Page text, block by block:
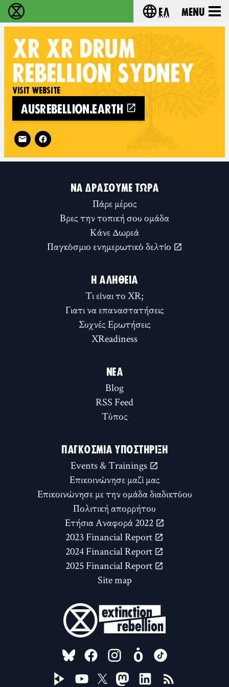
Extinction Rebellion - Home Choose your
Ελ Menu
XR XR DRUM
REBELLION SYDNEY
VISIT WEBSITE
AUSREBELLION.EARTH
Follow XR XR Drum Rebellion Sydney on
ΝΑ ΔΡΆΣΟΥΜΕ ΤΏΡΑ
Πάρε μέρος
Βρες την τοπική σου ομάδα
Κάνε Δωρεά
Παγκόσμιο ενημερωτικό δελτίο
Η ΑΛΉΘΕΙΑ
Τι είναι το XR;
Γιατι να επαναστατήσεις
Συχνές Ερωτήσεις
XReadiness
ΝΈΑ
Blog
RSS Feed
Τύπος
ΠΑΓΚΌΣΜΙΑ ΥΠΟΣΤΉΡΙΞΗ
Events & Trainings
Επικοινώνησε μαζί μας
Επικοινώνησε με την ομάδα διαδικτύου
Πολιτική απορρήτου
Ετήσια Αναφορά 2022
2023 Financial Report
2024 Financial Report
2025 Financial Report
Site map
FOLLOW US ON